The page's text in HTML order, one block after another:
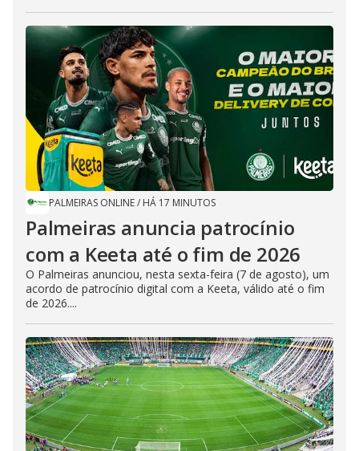
PALMEIRAS ONLINE/ HÁ 17 MINUTOS
Palmeiras anuncia patrocínio
com a Keeta até o fim de 2026
O Palmeiras anunciou, nesta sexta-feira (7 de agosto), um
acordo de patrocínio digital com a Keeta, válido até o fim
de 2026....